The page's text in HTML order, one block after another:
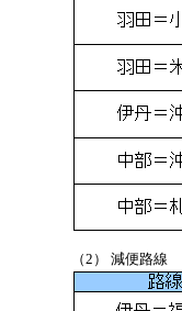
（2） 減便路線